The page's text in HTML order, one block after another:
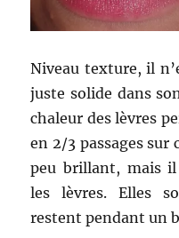
Niveau texture, il
juste solide dans
chaleur des lèvres
en 2/3 passages sur
peu brillant, mais
les lèvres. Elles
restent pendant un